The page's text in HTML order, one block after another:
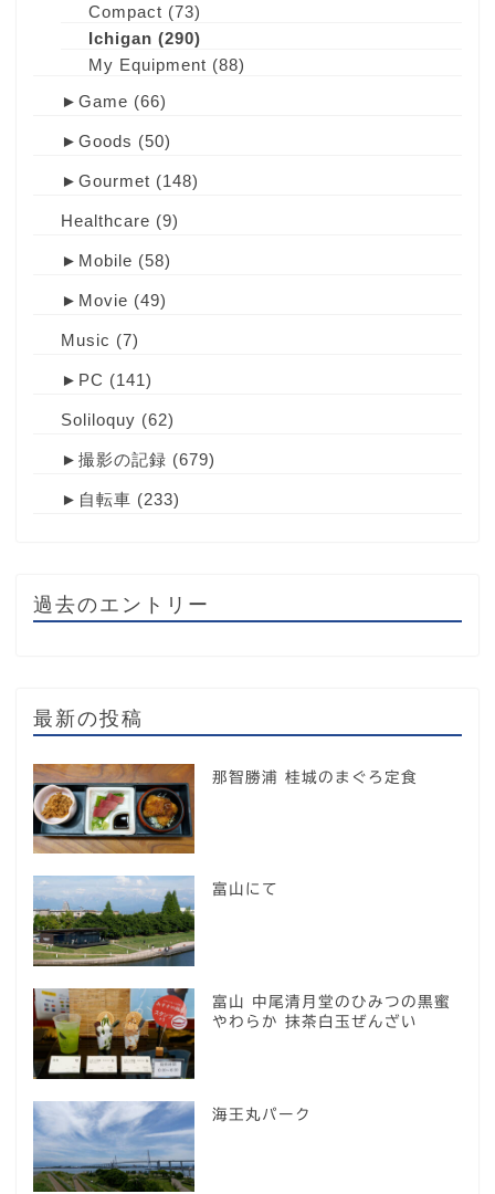
Compact (73)
Ichigan (290)
My Equipment (88)
► Game (66)
► Goods (50)
► Gourmet (148)
Healthcare (9)
► Mobile (58)
► Movie (49)
Music (7)
► PC (141)
Soliloquy (62)
► 撮影の記録 (679)
► 自転車 (233)
過去のエントリー
最新の投稿
那智勝浦 桂城のまぐろ定食
富山にて
富山 中尾清月堂のひみつの黒蜜
やわらか 抹茶白玉ぜんざい
海王丸パーク